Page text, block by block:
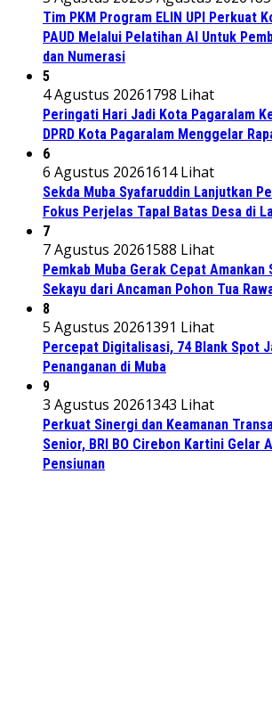
Tim PKM Program ELIN UPI Perkuat
PAUD Melalui Pelatihan AI Untuk
dan Numerasi
5
4 Agustus 20261798 Lihat
Peringati Hari Jadi Kota Pagaralam
DPRD Kota Pagaralam Menggelar
6
6 Agustus 20261614 Lihat
Sekda Muba Syafaruddin Lanjutkan
Fokus Perjelas Tapal Batas Desa di
7
7 Agustus 20261588 Lihat
Pemkab Muba Gerak Cepat Amankan
Sekayu dari Ancaman Pohon Tua
8
5 Agustus 20261391 Lihat
Percepat Digitalisasi, 74 Blank Spot
Penanganan di Muba
9
3 Agustus 20261343 Lihat
Perkuat Sinergi dan Keamanan
Senior, BRI BO Cirebon Kartini Gelar
Pensiunan